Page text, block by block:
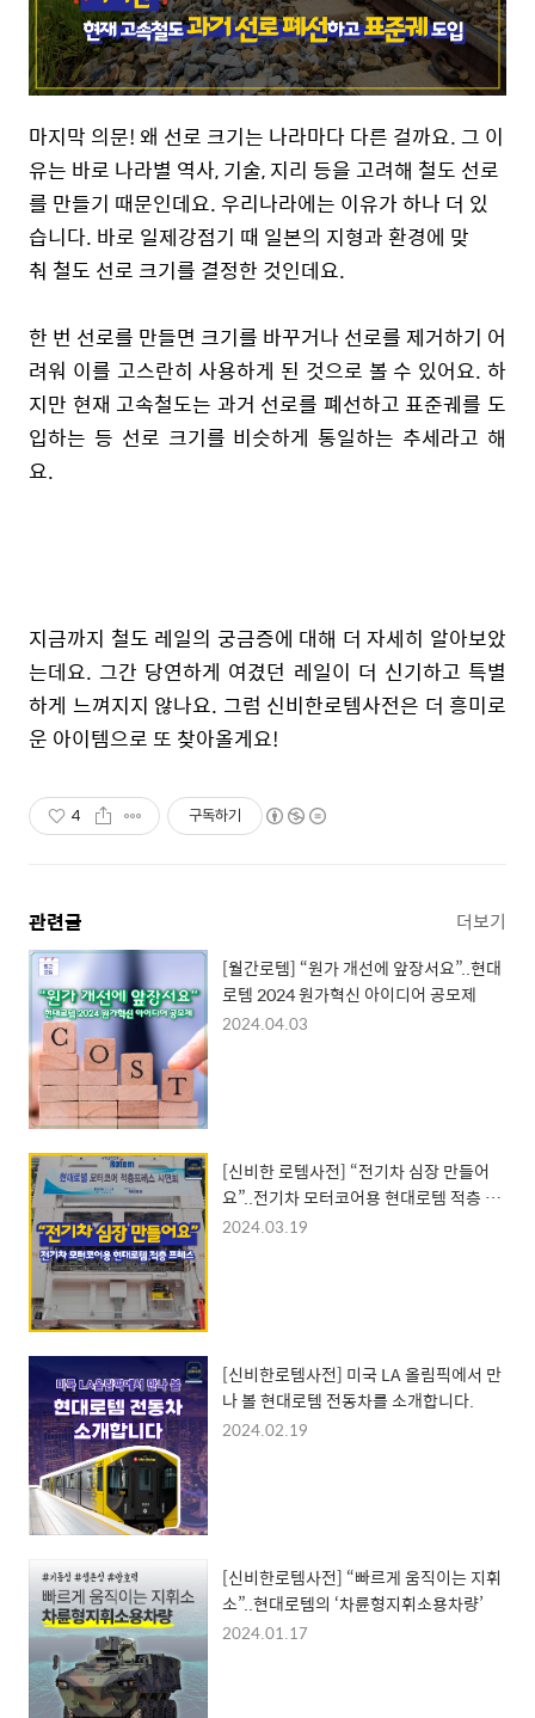
마지막 의문! 왜 선로 크기는 나라마다 다른 걸까요. 그 이
유는 바로 나라별 역사, 기술, 지리 등을 고려해 철도 선로
를 만들기 때문인데요. 우리나라에는 이유가 하나 더 있
습니다. 바로 일제강점기 때 일본의 지형과 환경에 맞
춰 철도 선로 크기를 결정한 것인데요.
한 번 선로를 만들면 크기를 바꾸거나 선로를 제거하기 어
려워 이를 고스란히 사용하게 된 것으로 볼 수 있어요. 하
지만 현재 고속철도는 과거 선로를 폐선하고 표준궤를 도
입하는 등 선로 크기를 비슷하게 통일하는 추세라고 해
요.
지금까지 철도 레일의 궁금증에 대해 더 자세히 알아보았
는데요. 그간 당연하게 여겼던 레일이 더 신기하고 특별
하게 느껴지지 않나요. 그럼 신비한로템사전은 더 흥미로
운 아이템으로 또 찾아올게요!
4 구독하기
관련글 더보기
[월간로템] “원가 개선에 앞장서요”..현대
로템 2024 원가혁신 아이디어 공모제
2024.04.03
[신비한 로템사전] “전기차 심장 만들어
요”..전기차 모터코어용 현대로템 적층 프
레스
2024.03.19
[신비한로템사전] 미국 LA 올림픽에서 만
나 볼 현대로템 전동차를 소개합니다.
2024.02.19
[신비한로템사전] “빠르게 움직이는 지휘
소”..현대로템의 ‘차륜형지휘소용차량’
2024.01.17